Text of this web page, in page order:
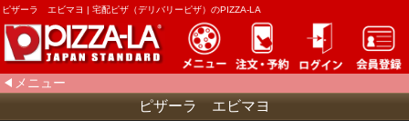
ピザーラ エビマヨ | 宅配ピザ（デリバリーピザ）のPIZZA-LA
メニュー
ピザーラ エビマヨ